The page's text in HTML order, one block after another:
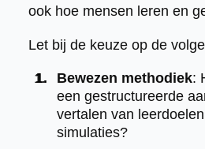
ook hoe mensen leren en
Let bij de keuze op de
Bewezen methodiek:
een gestructureerde
vertalen van
simulaties?